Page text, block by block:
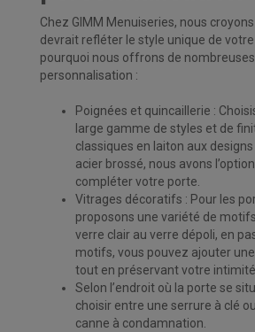
Chez GIMM Menuiseries, nous
devrait refléter le style unique de votre
pourquoi nous offrons de
personnalisation :
Poignées et quincaillerie : Choisissez parmi notre
large gamme de styles et de
classiques en laiton aux
acier brossé, nous avons
compléter votre porte.
Vitrages décoratifs : Pour les portes vitrées, nous
proposons une variété de
verre clair au verre dépoli, en
motifs, vous pouvez ajouter
tout en préservant votre
Selon l’endroit où la porte se situe, vous pouvez
choisir entre une serrure à clé
canne à condamnation.